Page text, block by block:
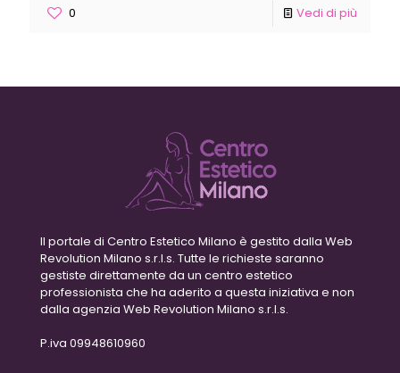
0 Vedi di più
Il portale di Centro Estetico Milano è gestito dalla Web
Revolution Milano s.r.l.s. Tutte le richieste saranno
gestiste direttamente da un centro estetico
professionista che ha aderito a questa iniziativa e non
dalla agenzia Web Revolution Milano s.r.l.s.
P.iva 09948610960